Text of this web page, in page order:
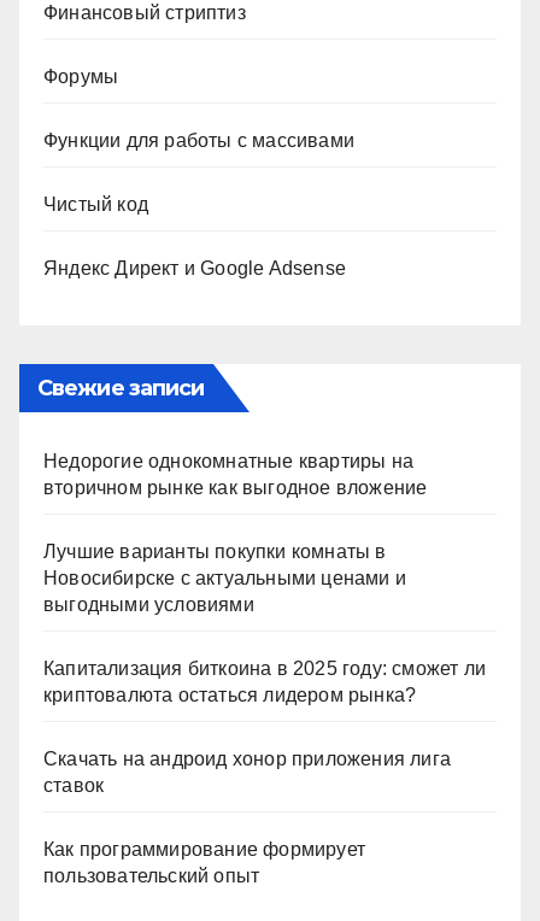
Финансовый стриптиз
Форумы
Функции для работы с массивами
Чистый код
Яндекс Директ и Google Adsense
Свежие записи
Недорогие однокомнатные квартиры на
вторичном рынке как выгодное вложение
Лучшие варианты покупки комнаты в
Новосибирске с актуальными ценами и
выгодными условиями
Капитализация биткоина в 2025 году: сможет ли
криптовалюта остаться лидером рынка?
Скачать на андроид хонор приложения лига
ставок
Как программирование формирует
пользовательский опыт